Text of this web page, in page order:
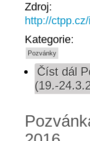
Zdroj:
http://
Kategorie:
Pozvánky
Číst dál
(19.-